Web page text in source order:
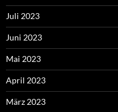
Juli 2023
Juni 2023
Mai 2023
April 2023
März 2023